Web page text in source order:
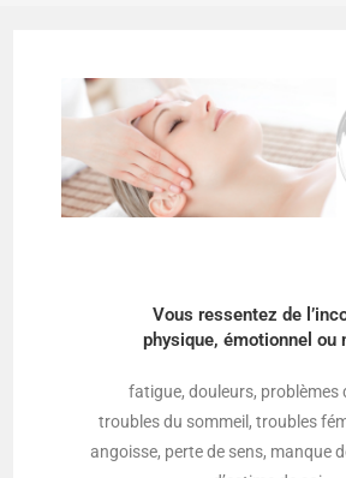
Vous ressentez de
physique, émotionnel ou
fatigue, douleurs, problèmes
troubles du sommeil, troubles
angoisse, perte de sens, manque